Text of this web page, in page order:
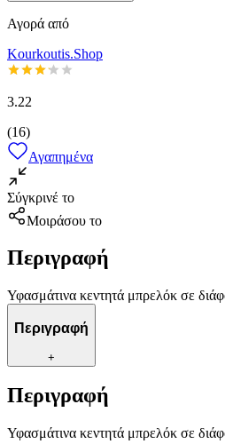
Αγορά από
Kourkoutis.Shop
3.22
(16)
Αγαπημένα
Σύγκρινέ το
Μοιράσου το
Περιγραφή
Υφασμάτινα κεντητά μπρελόκ σε
Περιγραφή
+
Περιγραφή
Υφασμάτινα κεντητά μπρελόκ σε